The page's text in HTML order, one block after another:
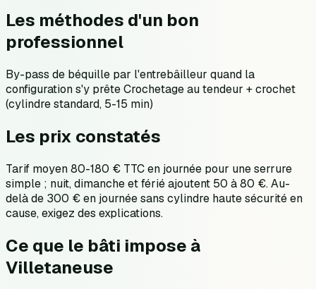
Les méthodes d'un bon
professionnel
By-pass de béquille par l'entrebâilleur quand la
configuration s'y prête Crochetage au tendeur + crochet
(cylindre standard, 5-15 min)
Les prix constatés
Tarif moyen 80-180 € TTC en journée pour une serrure
simple ; nuit, dimanche et férié ajoutent 50 à 80 €. Au-
delà de 300 € en journée sans cylindre haute sécurité en
cause, exigez des explications.
Ce que le bâti impose à
Villetaneuse